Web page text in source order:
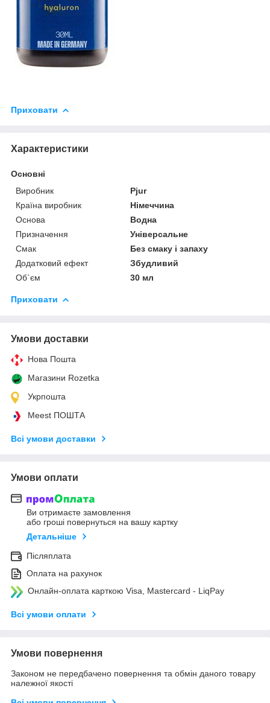
Приховати
Характеристики
Основні
Виробник
Pjur
Країна виробник
Німеччина
Основа
Водна
Призначення
Універсальне
Смак
Без смаку і запаху
Додатковий ефект
Збудливий
Об`єм
30 мл
Приховати
Умови доставки
Нова Пошта
Магазини Rozetka
Укрпошта
Meest ПОШТА
Всі умови доставки
Умови оплати
Ви отримаєте замовлення
або гроші повернуться на вашу картку
Детальніше
Післяплата
Оплата на рахунок
Онлайн-оплата карткою Visa, Mastercard - LiqPay
Всі умови оплати
Умови повернення
Законом не передбачено повернення та обмін даного товару
належної якості